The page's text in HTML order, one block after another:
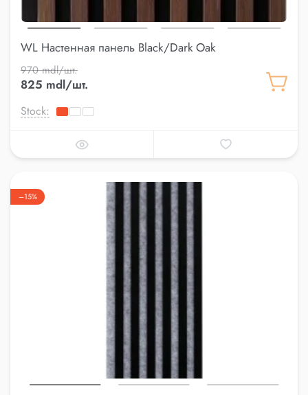
WL Настенная панель Black/Dark Oak
970 mdl/шт.
825 mdl/шт.
Stock:
–15%